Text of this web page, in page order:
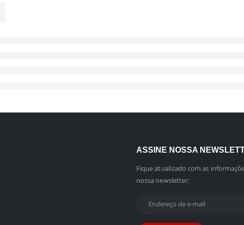
ASSINE NOSSA
Fique atualizado com as
nossa newsletter: